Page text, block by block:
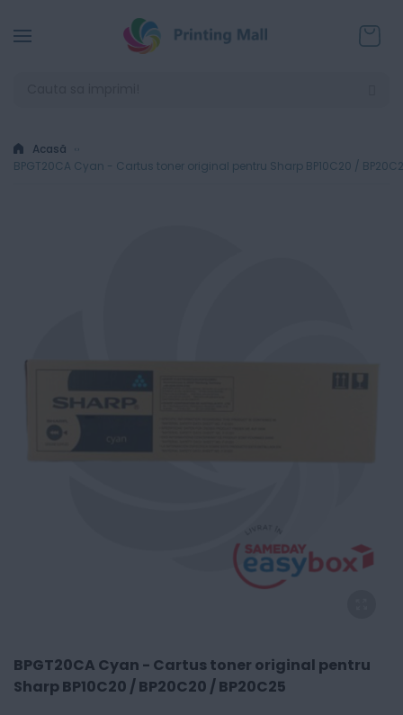
Acasă
BPGT20CA Cyan - Cartus toner original pentru Sharp BP10C20 /
BPGT20CA Cyan - Cartus toner original pentru
Sharp BP10C20 / BP20C20 / BP20C25